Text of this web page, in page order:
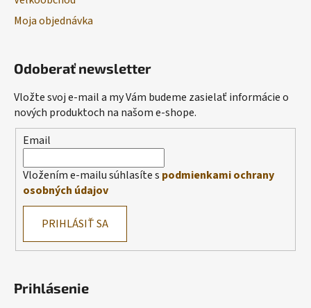
Moja objednávka
Odoberať newsletter
Vložte svoj e-mail a my Vám budeme zasielať informácie o
nových produktoch na našom e-shope.
Email
Vložením e-mailu súhlasíte s podmienkami ochrany
osobných údajov
PRIHLÁSIŤ SA
Prihlásenie